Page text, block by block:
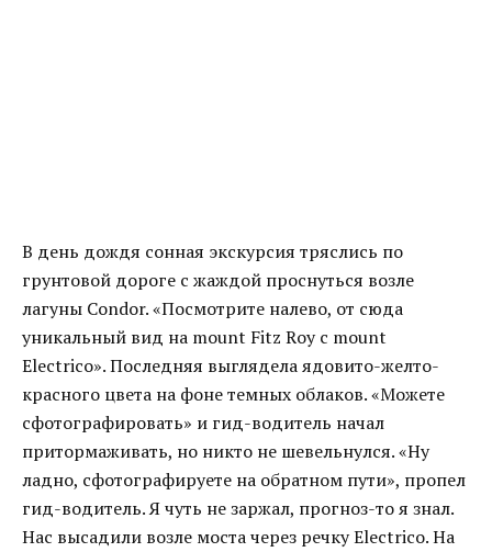
В день дождя сонная экскурсия тряслись по
грунтовой дороге с жаждой проснуться возле
лагуны Condor. «Посмотрите налево, от сюда
уникальный вид на mount Fitz Roy с mount
Electrico». Последняя выглядела ядовито-желто-
красного цвета на фоне темных облаков. «Можете
сфотографировать» и гид-водитель начал
притормаживать, но никто не шевельнулся. «Ну
ладно, сфотографируете на обратном пути», пропел
гид-водитель. Я чуть не заржал, прогноз-то я знал.
Нас высадили возле моста через речку Electrico. На